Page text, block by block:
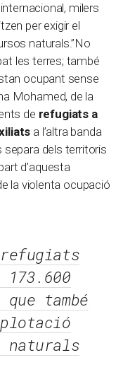
milers
per exigir el
naturals.”No
les terres; també
ocupant sense
Mohamed, de la
de refugiats a
a l’altra banda
separa dels territoris
d’aquesta
la violenta ocupació
refugiats
també
naturals